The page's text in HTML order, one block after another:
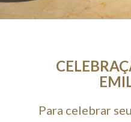
Para celebrar